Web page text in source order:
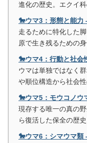
進化の歴史。エクイ
🐎ウマ3：形態と能
走るために特化した
原で生き残るための
🐎ウマ4：行動と社
ウマは単独ではなく
や順位構造から社会
🐎ウマ5：モウコノ
現存する唯一の真の
ら復活した保全の歴
🐎ウマ6：シマウマ